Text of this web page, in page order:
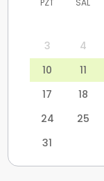
PZT SAL
3
4
10
11
17
18
24
25
31